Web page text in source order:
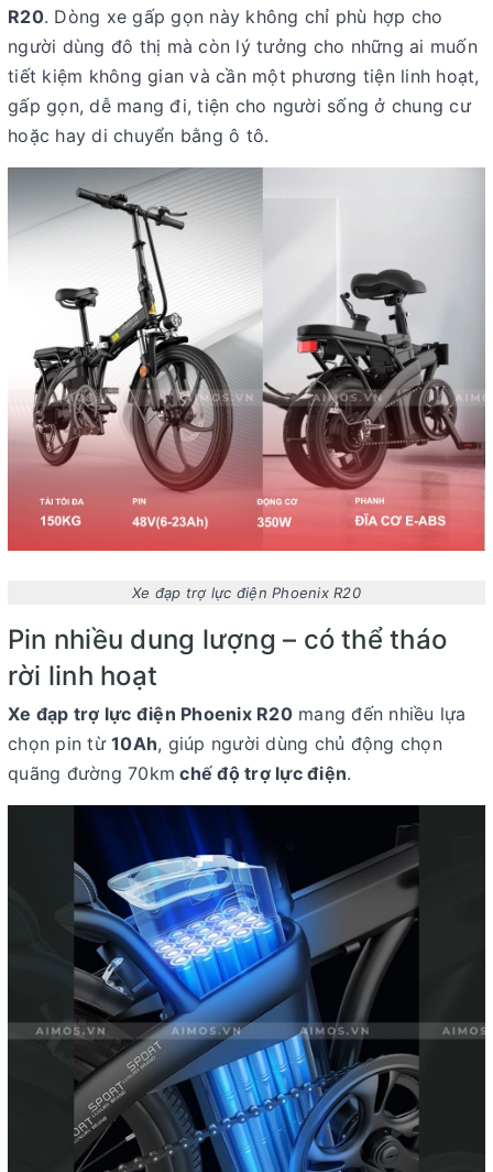
R20. Dòng xe gấp gọn này không chỉ phù hợp cho
người dùng đô thị mà còn lý tưởng cho những ai muốn
tiết kiệm không gian và cần một phương tiện linh hoạt,
gấp gọn, dễ mang đi, tiện cho người sống ở chung cư
hoặc hay di chuyển bằng ô tô.
Xe đạp trợ lực điện Phoenix R20
Pin nhiều dung lượng – có thể tháo
rời linh hoạt
Xe đạp trợ lực điện Phoenix R20mang đến nhiều lựa
chọn pin từ 10Ah, giúp người dùng chủ động chọn
quãng đường 70km chế độ trợ lực điện.